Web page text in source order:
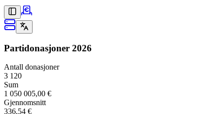
Partidonasjoner 2026
Antall donasjoner
3 120
Sum
1 050 005,00 €
Gjennomsnitt
336,54 €